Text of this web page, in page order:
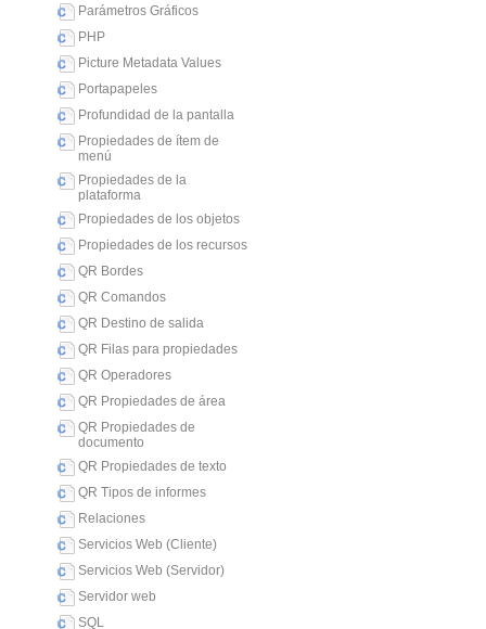
Parámetros Gráficos
PHP
Picture Metadata Values
Portapapeles
Profundidad de la pantalla
Propiedades de ítem de
menú
Propiedades de la
plataforma
Propiedades de los objetos
Propiedades de los recursos
QR Bordes
QR Comandos
QR Destino de salida
QR Filas para propiedades
QR Operadores
QR Propiedades de área
QR Propiedades de
documento
QR Propiedades de texto
QR Tipos de informes
Relaciones
Servicios Web (Cliente)
Servicios Web (Servidor)
Servidor web
SQL